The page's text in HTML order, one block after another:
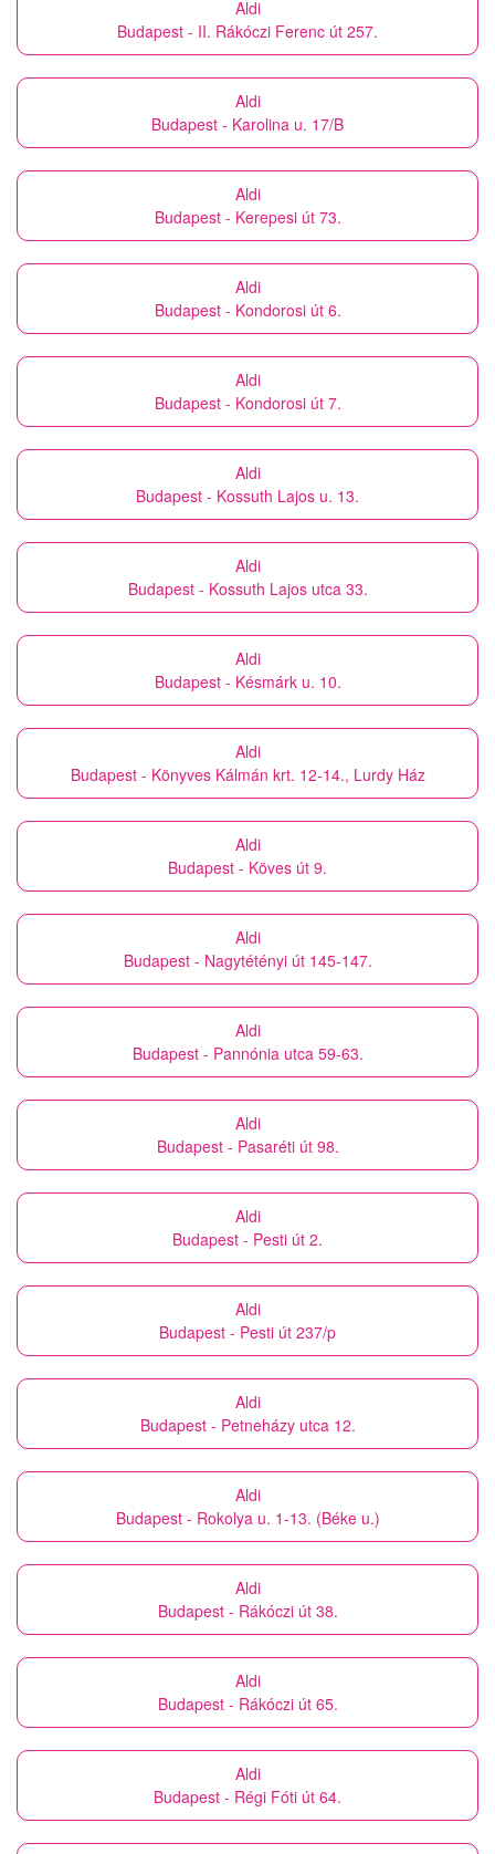
Aldi
Budapest - II. Rákóczi Ferenc út 257.
Aldi
Budapest - Karolina u. 17/B
Aldi
Budapest - Kerepesi út 73.
Aldi
Budapest - Kondorosi út 6.
Aldi
Budapest - Kondorosi út 7.
Aldi
Budapest - Kossuth Lajos u. 13.
Aldi
Budapest - Kossuth Lajos utca 33.
Aldi
Budapest - Késmárk u. 10.
Aldi
Budapest - Könyves Kálmán krt. 12-14., Lurdy Ház
Aldi
Budapest - Köves út 9.
Aldi
Budapest - Nagytétényi út 145-147.
Aldi
Budapest - Pannónia utca 59-63.
Aldi
Budapest - Pasaréti út 98.
Aldi
Budapest - Pesti út 2.
Aldi
Budapest - Pesti út 237/p
Aldi
Budapest - Petneházy utca 12.
Aldi
Budapest - Rokolya u. 1-13. (Béke u.)
Aldi
Budapest - Rákóczi út 38.
Aldi
Budapest - Rákóczi út 65.
Aldi
Budapest - Régi Fóti út 64.